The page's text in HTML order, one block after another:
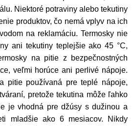
Niektoré potraviny alebo tekutiny
produktov, čo nemá vplyv na ich
na reklamáciu. Termosky nie
ani tekutiny teplejšie ako 45 °C,
na pitie z bezpečnostných
veľmi horúce ani perlivé nápoje.
pitie používaná pre teplé nápoje,
pretože tekutina môže ľahko
je vhodná pre džúsy s dužinou a
mladšie ako 6 mesiacov. Nikdy